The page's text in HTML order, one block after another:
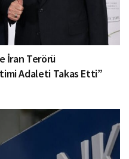
İran Terörü
Adaleti Takas Etti”